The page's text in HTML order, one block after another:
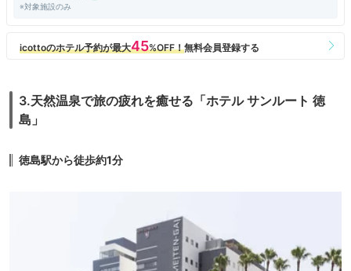
※対象施設のみ
3.天然温泉で旅の疲れを癒せる「ホテル サンルート 徳
島」
徳島駅から徒歩約1分